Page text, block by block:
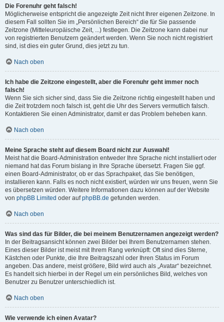
Die Forenuhr geht falsch!
Möglicherweise entspricht die angezeigte Zeit nicht Ihrer eigenen Zeitzone. In
diesem Fall sollten Sie im „Persönlichen Bereich“ die für Sie passende
Zeitzone (Mitteleuropäische Zeit, ...) festlegen. Die Zeitzone kann dabei nur
von registrierten Benutzern geändert werden. Wenn Sie noch nicht registriert
sind, ist dies ein guter Grund, dies jetzt zu tun.
Nach oben
Ich habe die Zeitzone eingestellt, aber die Forenuhr geht immer noch
falsch!
Wenn Sie sich sicher sind, dass Sie die Zeitzone richtig eingestellt haben und
die Zeit trotzdem noch falsch ist, geht die Uhr des Servers vermutlich falsch.
Kontaktieren Sie einen Administrator, damit er das Problem beheben kann.
Nach oben
Meine Sprache steht auf diesem Board nicht zur Auswahl!
Meist hat die Board-Administration entweder Ihre Sprache nicht installiert oder
niemand hat das Forum bislang in Ihre Sprache übersetzt. Fragen Sie ggf.
einen Board-Administrator, ob er das Sprachpaket, das Sie benötigen,
installieren kann. Falls es noch nicht existiert, würden wir uns freuen, wenn Sie
es übersetzen würden. Weitere Informationen dazu können auf der Website
von phpBB Limited oder aufphpBB.de gefunden werden.
Nach oben
Was sind das für Bilder, die bei meinem Benutzernamen angezeigt werden?
In der Beitragsansicht können zwei Bilder bei Ihrem Benutzernamen stehen.
Eines dieser Bilder ist meist mit Ihrem Rang verknüpft: Oft sind dies Sterne,
Kästchen oder Punkte, die Ihre Beitragszahl oder Ihren Status im Forum
angeben. Das andere, meist größere, Bild wird auch als „Avatar“ bezeichnet.
Es handelt sich hierbei in der Regel um ein persönliches Bild, welches von
Benutzer zu Benutzer unterschiedlich ist.
Nach oben
Wie verwende ich einen Avatar?